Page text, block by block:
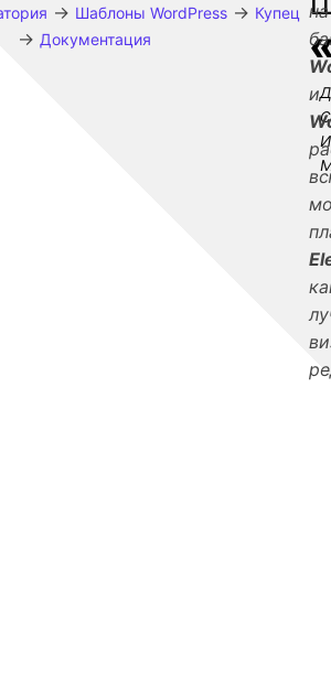
→ Шаблоны WordPress→ Купец
→ Документация
на
и